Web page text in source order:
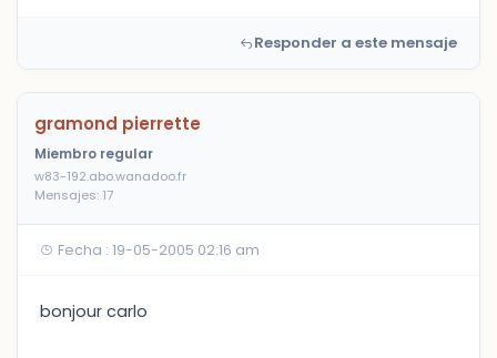
Responder a este mensaje
gramond pierrette
Miembro regular
w83-192.abo.wanadoo.fr
Mensajes: 17
Fecha : 19-05-2005 02:16 am
bonjour carlo